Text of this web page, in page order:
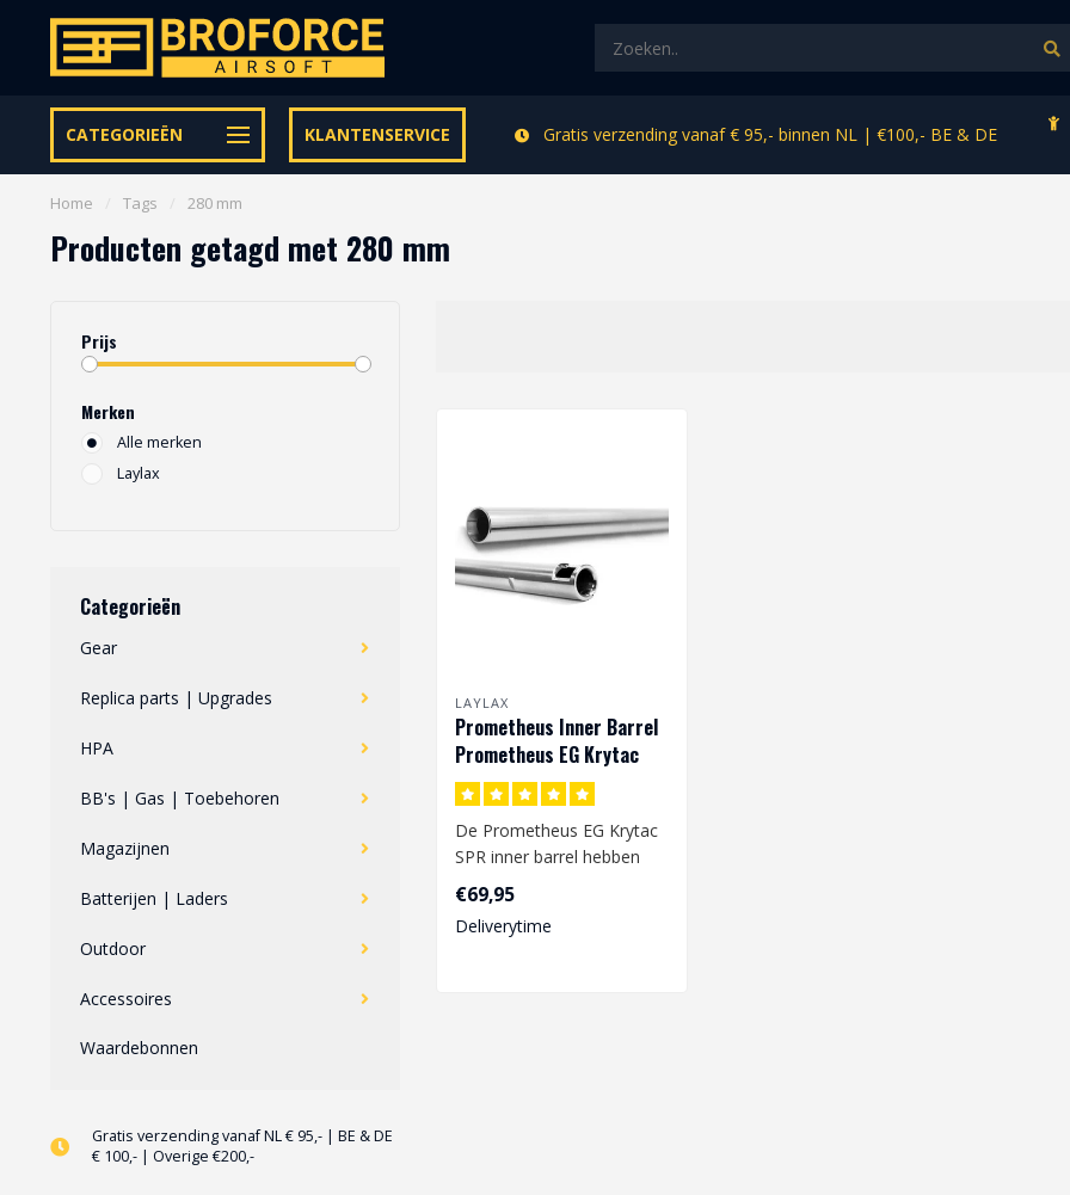
CATEGORIEËN KLANTENSERVICE
Let op onze speciale Facebook/Instagram aanbiedingen Gratis verzending vanaf € 95,- binnen NL | €100,- BE & DE
Home Tags 280 mm
Producten getagd met 280 mm
Prijs
Merken
Alle merken
Laylax
Categorieën
Gear
Replica parts | Upgrades
HPA
BB's | Gas | Toebehoren
Magazijnen
Batterijen | Laders
Outdoor
Accessoires
Waardebonnen
Gratis verzending vanaf NL € 95,- | BE & DE
€ 100,- | Overige €200,-
LAYLAX
Prometheus Inner Barrel
Prometheus EG Krytac
SPR
De Prometheus EG Krytac
SPR inner barrel hebben
een inner bore breedte van
6.03 ..
€69,95
Deliverytime